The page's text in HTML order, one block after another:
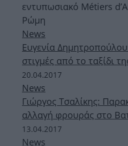
εντυπωσιακό Métiers
Ρώμη
News
Ευγενία
στιγμές από το ταξίδι
20.04.2017
News
Γιώργος Τσαλίκης:
αλλαγή φρουράς στο
13.04.2017
News